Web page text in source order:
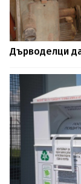
Дърводелци